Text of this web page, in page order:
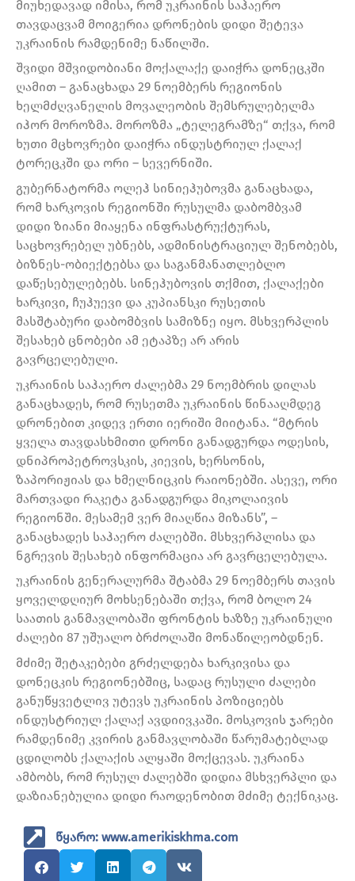
მიუხედავად იმისა, რომ უკრაინის საჰაერო
თავდაცვამ მოიგერია დრონების დიდი შეტევა
უკრაინის რამდენიმე ნაწილში.
შვიდი მშვიდობიანი მოქალაქე დაიჭრა დონეცკში
ღამით – განაცხადა 29 ნოემბერს რეგიონის
ხელმძღვანელის მოვალეობის შემსრულებელმა
იჰორ მოროზმა. მოროზმა „ტელეგრამზე“ თქვა, რომ
ხუთი მცხოვრები დაიჭრა ინდუსტრიულ ქალაქ
ტორეცკში და ორი – სევერნიში.
გუბერნატორმა ოლეჰ სინიეჰუბოვმა განაცხადა,
რომ ხარკოვის რეგიონში რუსულმა დაბომბვამ
დიდი ზიანი მიაყენა ინფრასტრუქტურას,
საცხოვრებელ უბნებს, ადმინისტრაციულ შენობებს,
ბიზნეს-ობიექტებსა და საგანმანათლებლო
დაწესებულებებს. სინეჰუბოვის თქმით, ქალაქები
ხარკივი, ჩუჰუევი და კუპიანსკი რუსეთის
მასშტაბური დაბომბვის სამიზნე იყო. მსხვერპლის
შესახებ ცნობები ამ ეტაპზე არ არის
გავრცელებული.
უკრაინის საჰაერო ძალებმა 29 ნოემბრის დილას
განაცხადეს, რომ რუსეთმა უკრაინის წინააღმდეგ
დრონებით კიდევ ერთი იერიში მიიტანა. “მტრის
ყველა თავდასხმითი დრონი განადგურდა ოდესის,
დნიპროპეტროვსკის, კიევის, ხერსონის,
ზაპორიჟიას და ხმელნიცკის რაიონებში. ასევე, ორი
მართვადი რაკეტა განადგურდა მიკოლაივის
რეგიონში. მესამემ ვერ მიაღწია მიზანს”, –
განაცხადეს საჰაერო ძალებში. მსხვერპლისა და
ნგრევის შესახებ ინფორმაცია არ გავრცელებულა.
უკრაინის გენერალურმა შტაბმა 29 ნოემბერს თავის
ყოველდღიურ მოხსენებაში თქვა, რომ ბოლო 24
საათის განმავლობაში ფრონტის ხაზზე უკრაინული
ძალები 87 უშუალო ბრძოლაში მონაწილეობდნენ.
მძიმე შეტაკებები გრძელდება ხარკივისა და
დონეცკის რეგიონებშიც, სადაც რუსული ძალები
განუწყვეტლივ უტევს უკრაინის პოზიციებს
ინდუსტრიულ ქალაქ ავდიივკაში. მოსკოვის ჯარები
რამდენიმე კვირის განმავლობაში წარუმატებლად
ცდილობს ქალაქის ალყაში მოქცევას. უკრაინა
ამბობს, რომ რუსულ ძალებში დიდია მსხვერპლი და
დაზიანებულია დიდი რაოდენობით მძიმე ტექნიკაც.
წყარო: www.amerikiskhma.com